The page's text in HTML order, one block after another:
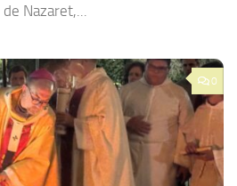
Nazaret,...
0